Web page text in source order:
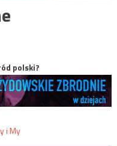
polski?